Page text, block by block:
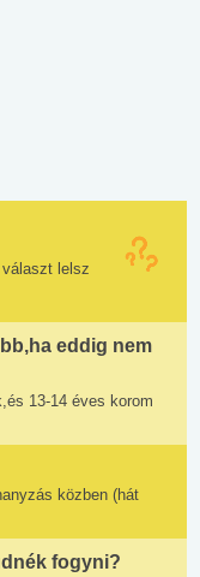
lelsz
eddig nem
13-14 éves korom
közben (hát
fogyni?